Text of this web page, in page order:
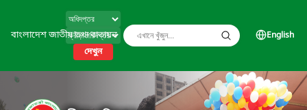
বাংলাদেশ জাতীয় তথ্য বাতায়ন
দেখুন
English